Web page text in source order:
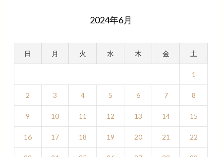
2024年6月
日 月 火 水 木 金 土
1
2 3 4 5 6 7 8
9 10 11 12 13 14 15
16 17 18 19 20 21 22